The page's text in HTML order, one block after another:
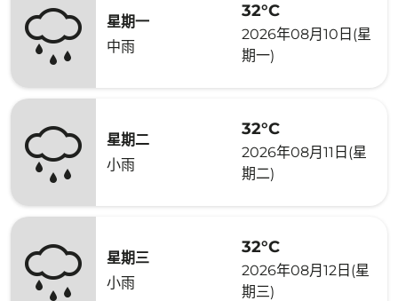
星期一
中雨
32°C
2026年08月10日(星
期一)
星期二
小雨
32°C
2026年08月11日(星
期二)
星期三
小雨
32°C
2026年08月12日(星
期三)